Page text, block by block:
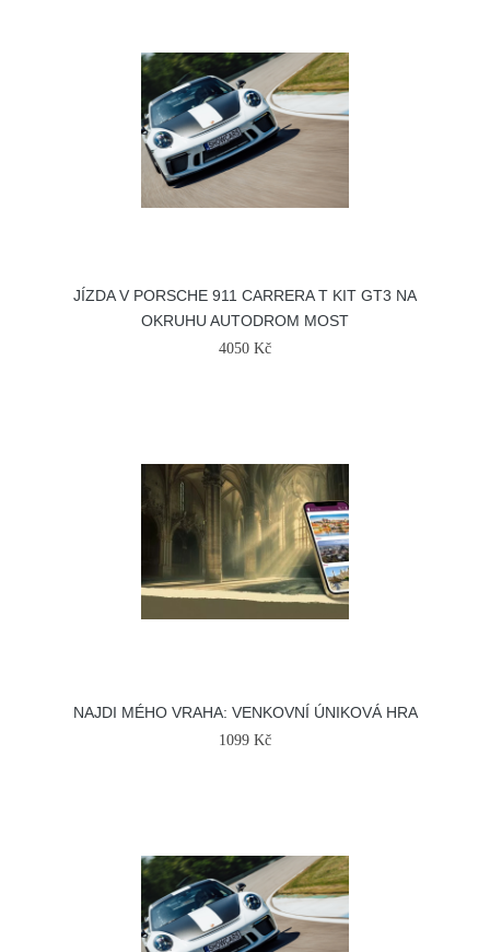
JÍZDA V PORSCHE 911 CARRERA T KIT GT3 NA
OKRUHU AUTODROM MOST
4050 Kč
NAJDI MÉHO VRAHA: VENKOVNÍ ÚNIKOVÁ HRA
1099 Kč